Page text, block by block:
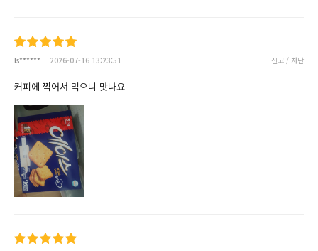
ls****** 2026-07-16 13:23:51 신고 / 차단
커피에 찍어서 먹으니 맛나요